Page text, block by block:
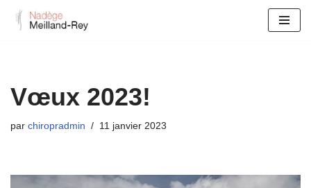
Vœux 2023!
par chiropradmin 11 janvier 2023